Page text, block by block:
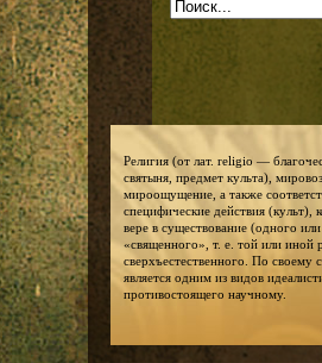
Религия (от лат. religio —
святыня, предмет культа),
мироощущение, а также
специфические действия (культ),
вере в существование (одного или
«священного», т. е. той или иной
сверхъестественного. По своему
является одним из видов
противостоящего научному.